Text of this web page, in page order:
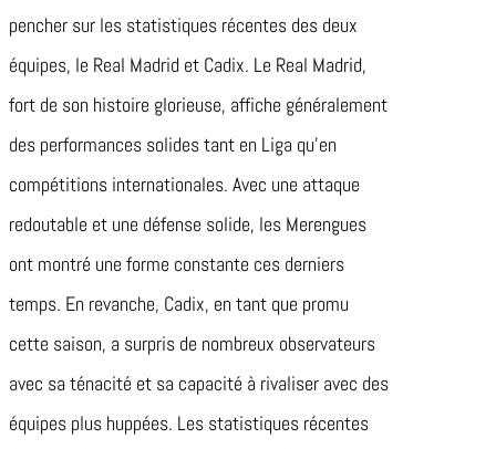
pencher sur les statistiques récentes des deux
équipes, le Real Madrid et Cadix. Le Real Madrid,
fort de son histoire glorieuse, affiche généralement
des performances solides tant en Liga qu’en
compétitions internationales. Avec une attaque
redoutable et une défense solide, les Merengues
ont montré une forme constante ces derniers
temps. En revanche, Cadix, en tant que promu
cette saison, a surpris de nombreux observateurs
avec sa ténacité et sa capacité à rivaliser avec des
équipes plus huppées. Les statistiques récentes